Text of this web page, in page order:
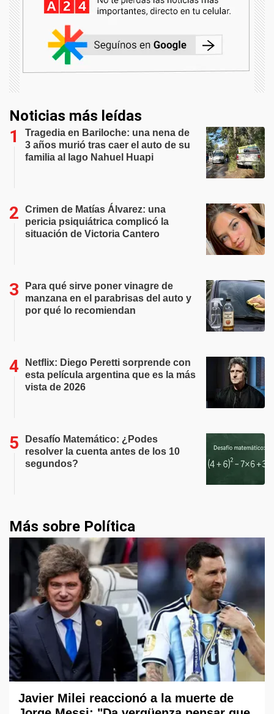
Noticias más leídas
Tragedia en Bariloche: una nena de
3 años murió tras caer el auto de su
familia al lago Nahuel Huapi
Crimen de Matías Álvarez: una
pericia psiquiátrica complicó la
situación de Victoria Cantero
Para qué sirve poner vinagre de
manzana en el parabrisas del auto y
por qué lo recomiendan
Netflix: Diego Peretti sorprende con
esta película argentina que es la más
vista de 2026
Desafío Matemático: ¿Podes
resolver la cuenta antes de los 10
segundos?
Más sobre Política
Javier Milei reaccionó a la muerte de